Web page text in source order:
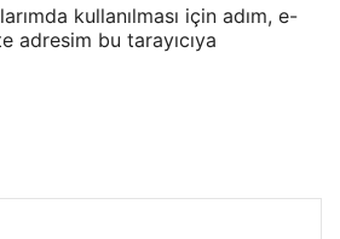
kullanılması için adım, e-
adresim bu tarayıcıya